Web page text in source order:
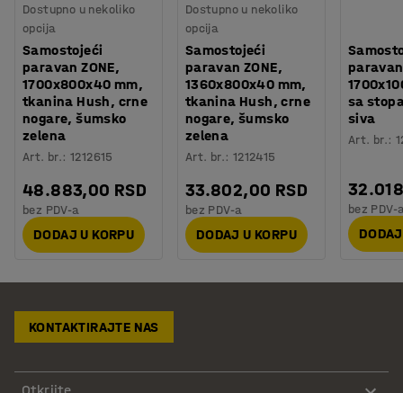
Dostupno u nekoliko
opcija
Samostojeći
paravan ZONE,
1700x800x40 mm,
tkanina Hush, crne
nogare, šumsko
zelena
Art. br.:1212615
48.883,00 RSD
bez PDV-a
DODAJ U KORPU
Dostupno u nekoliko
opcija
Samostojeći
paravan ZONE,
1360x800x40 mm,
tkanina Hush, crne
nogare, šumsko
zelena
Art. br.: 1212415
33.802,00 RSD
bez PDV-a
DODAJ U KORPU
paravan
sa
siva
Art. br.:
bez PDV-
KONTAKTIRAJTE NAS